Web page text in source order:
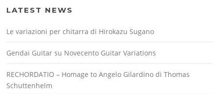
LATEST NEWS
Le variazioni per chitarra di Hirokazu Sugano
Gendai Guitar su Novecento Guitar Variations
RECHORDATIO – Homage to Angelo Gilardino di Thomas
Schuttenhelm